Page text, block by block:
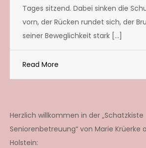
Tages sitzend. Dabei sinken die
vorn, der Rücken rundet sich, der
seiner Beweglichkeit stark […]
Read More
Herzlich willkommen in der „Schatzkiste
Seniorenbetreuung“ von Marie Krüerke
Holstein: